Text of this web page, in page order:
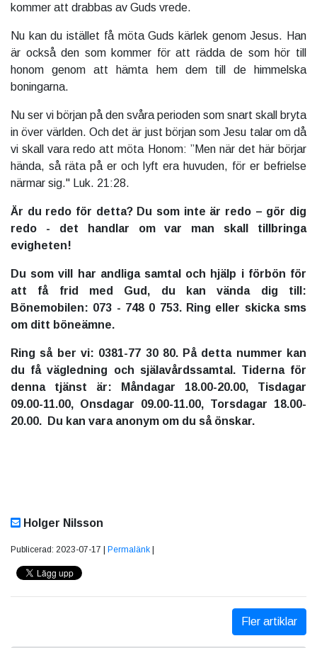
kommer att drabbas av Guds vrede.
Nu kan du istället få möta Guds kärlek genom Jesus. Han
är också den som kommer för att rädda de som hör till
honom genom att hämta hem dem till de himmelska
boningarna.
Nu ser vi början på den svåra perioden som snart skall bryta
in över världen. Och det är just början som Jesu talar om då
vi skall vara redo att möta Honom: ”Men när det här börjar
hända, så räta på er och lyft era huvuden, för er befrielse
närmar sig." Luk. 21:28.
Är du redo för detta? Du som inte är redo – gör dig
redo - det handlar om var man skall tillbringa
evigheten!
Du som vill har andliga samtal och hjälp i förbön för
att få frid med Gud, du kan vända dig till:
Bönemobilen: 073 - 748 0 753. Ring eller skicka sms
om ditt böneämne.
Ring så ber vi: 0381-77 30 80. På detta nummer kan
du få vägledning och själavårdssamtal. Tiderna för
denna tjänst är: Måndagar 18.00-20.00, Tisdagar
09.00-11.00, Onsdagar 09.00-11.00, Torsdagar 18.00-
20.00. Du kan vara anonym om du så önskar.
Holger Nilsson
Publicerad: 2023-07-17 | Permalänk |
Fler artiklar